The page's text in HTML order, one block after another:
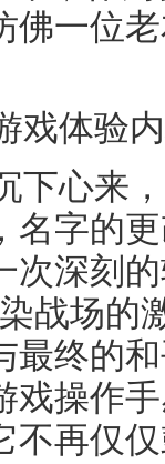
佛一位
戏体验
下心来
名字的
次深刻
战场的
最终的
戏操作
不再仅